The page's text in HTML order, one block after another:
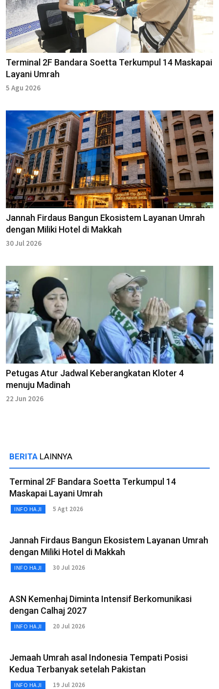
Terminal 2F Bandara Soetta Terkumpul 14 Maskapai
Layani Umrah
5 Agu 2026
Jannah Firdaus Bangun Ekosistem Layanan Umrah
dengan Miliki Hotel di Makkah
30 Jul 2026
Petugas Atur Jadwal Keberangkatan Kloter 4
menuju Madinah
22 Jun 2026
BERITA LAINNYA
Terminal 2F Bandara Soetta Terkumpul 14
Maskapai Layani Umrah
INFO HAJI 5 Agt 2026
Jannah Firdaus Bangun Ekosistem Layanan Umrah
dengan Miliki Hotel di Makkah
INFO HAJI 30 Jul 2026
ASN Kemenhaj Diminta Intensif Berkomunikasi
dengan Calhaj 2027
INFO HAJI 20 Jul 2026
Jemaah Umrah asal Indonesia Tempati Posisi
Kedua Terbanyak setelah Pakistan
INFO HAJI 19 Jul 2026